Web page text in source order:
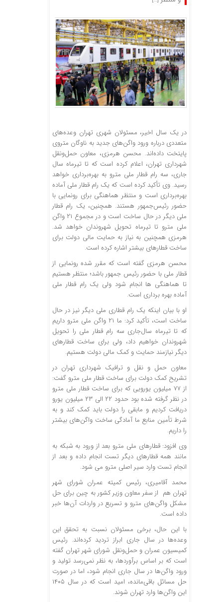
در یک سال اخیر، مسئولان شهری تهران وعده‌های
متعددی درباره ورود واگن‌های جدید به ناوگان متروی
پایتخت داده‌اند. محسن هرمزی، معاون حمل‌ونقل
شهرداری تهران، اعلام کرده است که تا تیرماه سال
جاری، سه رام قطار ملی مترو به بهره‌برداری خواهد
رسید. وی تأکید کرده است که یک رام قطار ملی آماده
بهره‌برداری است و منتظر هماهنگی برای رونمایی با
حضور رئیس‌جمهور هستند. همچنین، یک رام قطار
ملی دیگر در حال ساخت است و در مجموع ۲۱ واگن
ملی مترو تا تیرماه تحویل شهروندان خواهد شد.
هرمزی همچنین به نیاز به حمایت مالی دولت برای
ساخت قطارهای بیشتر اشاره کرده است. ​
محسن هرمزی گفته است که مقرر شده رونمایی از
قطار ملی با حضور رئیس جمهور باشد؛ منتظر هستیم
تا هماهنگی ها انجام شود ولی یک رام قطار ملی
آماده بهره برداری است.
او با بیان اینکه یک رام قطاری ملی دیگر نیز در حال
ساخت است، تأکید کرد: ما ۲۱ واگن ملی مترو داریم
که تا تیرماه سال‌جاری سه رام قطار ملی را تحویل
شهروندان خواهیم داد، ولی برای ساخت قطارهای
دیگر نیازمند حمایت و کمک مالی دولت هستیم.
معاون حمل و نقل و ترافیک شهرداری تهران در
تشریح کمک دولت برای ساخت قطار ملی مترو گفت:
از ۷۷ میلیون یورویی که برای ساخت قطار ملی مترو
در نظر گرفته شده بود حدود ۲۲ الی ۲۳ میلیون یورو
دریافت کردیم و مابقی را دولت باید کمک کند و به
شرط تأمین منابع ما آمادگی ساخت واگن‌های بیشتر
را داریم.
وی افزود: قطارهای ملی مترو بعد از ورود به شبکه به
مانند همه قطارهای دیگر تست انجام داده و بعد از
انجام تست وارد سیر اصلی مترو می شود.
محمد آقامیری، رئیس کمیته عمران شورای شهر
تهران هم از سفر معاون وزیر کشور به چین برای حل
مشکل واگن‌های مترو و تسریع در واردات آن‌ها خبر
داده است. ​
با این حال، برخی مسئولان نسبت به تحقق این
وعده‌ها در سال جاری ابراز تردید کرده‌اند. رئیس
کمیسیون عمران و حمل‌ونقل شورای شهر تهران گفته
است که بر اساس برآوردها، به نظر نمی‌رسد تولید و
ورود واگن‌ها در سال جاری انجام شود، اما در صورت
حل مسائل باقی‌مانده، امید است که در سال ۱۴۰۵
این واگن‌ها وارد تهران شوند.